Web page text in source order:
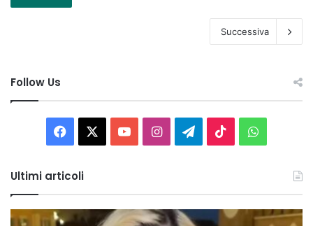
Successiva
Follow Us
Facebook You InstagramTelegram
TikTok
Ultimi articoli